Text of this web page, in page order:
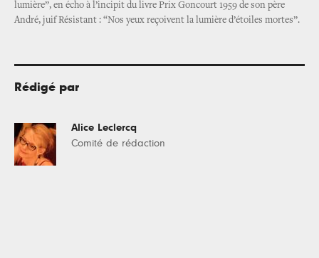
lumière”, en écho à l’incipit du livre Prix Goncourt 1959 de son père
André, juif Résistant : “Nos yeux reçoivent la lumière d’étoiles mortes”.
Rédigé par
Alice Leclercq
Comité de rédaction